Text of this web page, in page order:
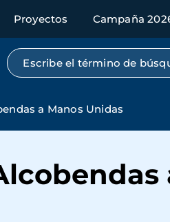
Proyectos Campaña
Búsqueda por texto
a Manos Unidas